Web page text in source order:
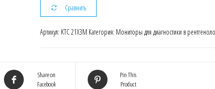
Сравнить
Артикул: KTC 21X3M Категория: Мониторы для диагностики в
Share on
Facebook
Pin This
Product